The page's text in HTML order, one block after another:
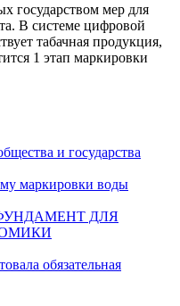
государством мер для
В системе цифровой
табачная продукция,
1 этап маркировки
и государства
маркировки воды
ДЛЯ
обязательная